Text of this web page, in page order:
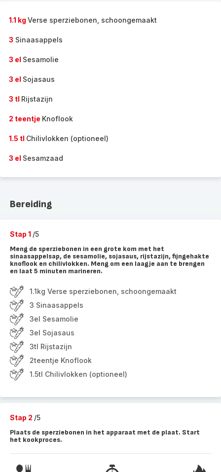
1.1 kg Verse sperziebonen, schoongemaakt
3 Sinaasappels
3 el Sesamolie
3 el Sojasaus
3 tl Rijstazijn
2 teentje Knoflook
1.5 tl Chilivlokken (optioneel)
3 el Sesamzaad
Bereiding
Stap 1 /5
Meng de sperziebonen in een grote kom met het
sinaasappelsap, de sesamolie, sojasaus, rijstazijn, fijngehakte
knoflook en chilivlokken. Meng om een laagje aan te brengen
en laat 5 minuten marineren.
1.1kg Verse sperziebonen, schoongemaakt
3 Sinaasappels
3el Sesamolie
3el Sojasaus
3tl Rijstazijn
2teentje Knoflook
1.5tl Chilivlokken (optioneel)
Stap 2 /5
Plaats de sperziebonen in het apparaat met de plaat. Start
het kookproces.